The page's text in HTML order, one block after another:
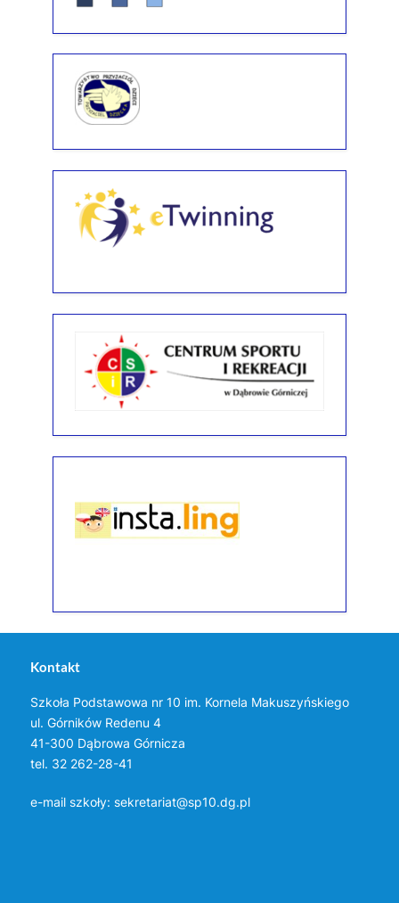
Kontakt
Szkoła Podstawowa nr 10 im. Kornela Makuszyńskiego
ul. Górników Redenu 4
41-300 Dąbrowa Górnicza
tel. 32 262-28-41
e-mail szkoły: sekretariat@sp10.dg.pl